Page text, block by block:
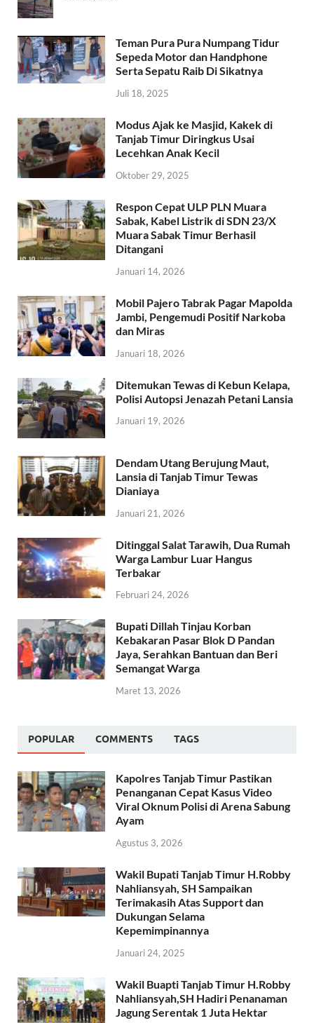
Teman Pura Pura Numpang Tidur
Sepeda Motor dan Handphone
Serta Sepatu Raib Di Sikatnya
Juli 18, 2025
Modus Ajak ke Masjid, Kakek di
Tanjab Timur Diringkus Usai
Lecehkan Anak Kecil
Oktober 29, 2025
Respon Cepat ULP PLN Muara
Sabak, Kabel Listrik di SDN 23/X
Muara Sabak Timur Berhasil
Ditangani
Januari 14, 2026
Mobil Pajero Tabrak Pagar Mapolda
Jambi, Pengemudi Positif Narkoba
dan Miras
Januari 18, 2026
Ditemukan Tewas di Kebun Kelapa,
Polisi Autopsi Jenazah Petani Lansia
Januari 19, 2026
Dendam Utang Berujung Maut,
Lansia di Tanjab Timur Tewas
Dianiaya
Januari 21, 2026
Ditinggal Salat Tarawih, Dua Rumah
Warga Lambur Luar Hangus
Terbakar
Februari 24, 2026
Bupati Dillah Tinjau Korban
Kebakaran Pasar Blok D Pandan
Jaya, Serahkan Bantuan dan Beri
Semangat Warga
Maret 13, 2026
POPULAR COMMENTS TAGS
Kapolres Tanjab Timur Pastikan
Penanganan Cepat Kasus Video
Viral Oknum Polisi di Arena Sabung
Ayam
Agustus 3, 2026
Wakil Bupati Tanjab Timur H.Robby
Nahliansyah, SH Sampaikan
Terimakasih Atas Support dan
Dukungan Selama
Kepemimpinannya
Januari 24, 2025
Wakil Buapti Tanjab Timur H.Robby
Nahliansyah,SH Hadiri Penanaman
Jagung Serentak 1 Juta Hektar